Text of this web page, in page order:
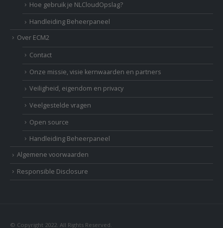
Hoe gebruik je NLCloudOpslag?
Handleiding Beheerpaneel
Over ECM2
Contact
Onze missie, visie kernwaarden en partners
Veiligheid, eigendom en privacy
Veelgestelde vragen
Open source
Handleiding Beheerpaneel
Algemene voorwaarden
Responsible Disclosure
© Copyright 2022. All Rights Reserved.